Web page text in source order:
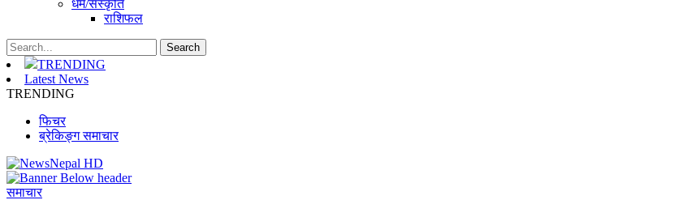
धर्म/संस्कृति
राशिफल
TRENDING
Latest News
TRENDING
फिचर
ब्रेकिङ्ग समाचार
समाचार